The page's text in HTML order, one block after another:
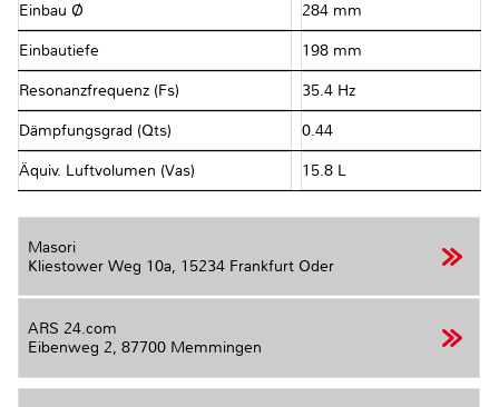
Einbau Ø 284 mm
Einbautiefe 198 mm
Resonanzfrequenz (Fs) 35.4 Hz
Dämpfungsgrad (Qts) 0.44
Äquiv. Luftvolumen (Vas) 15.8 L
Masori
Kliestower Weg 10a, 15234 Frankfurt Oder
ARS 24.com
Eibenweg 2, 87700 Memmingen